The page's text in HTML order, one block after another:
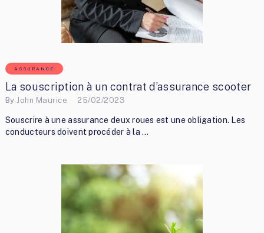
ASSURANCE
La souscription à un contrat d’assurance scooter
By John Maurice 25/02/2023
Souscrire à une assurance deux roues est une obligation. Les
conducteurs doivent procéder à la …